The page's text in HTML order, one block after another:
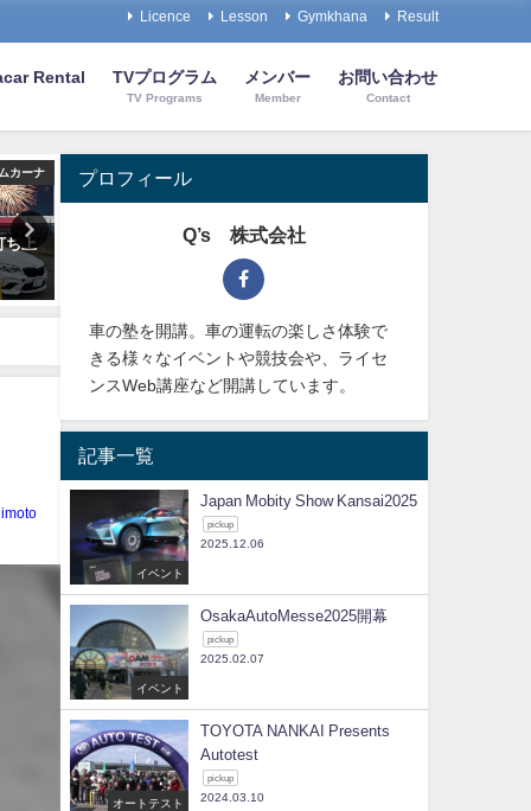
Licence Lesson Gymkhana Result
Rental TVプログラム
TV Programs
メンバー
Member
お問い合わせ
Contact
カーナ
ち上
TOYOTA NANKAI Presents
プロフィール
Q’s 株式会社
車の塾を開講。車の運転の楽しさ体験で
きる様々なイベントや競技会や、ライセ
ンスWeb講座など開講しています。
記事一覧
イベント
Japan Mobity Show Kansai2025
pickup
2025.12.06
イベント
OsakaAutoMesse2025開幕
pickup
2025.02.07
オートテスト
TOYOTA NANKAI Presents
Autotest
pickup
2024.03.10